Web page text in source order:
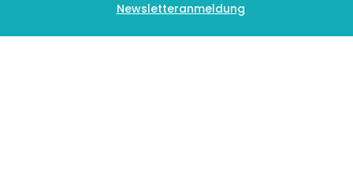
Newsletteranmeldung